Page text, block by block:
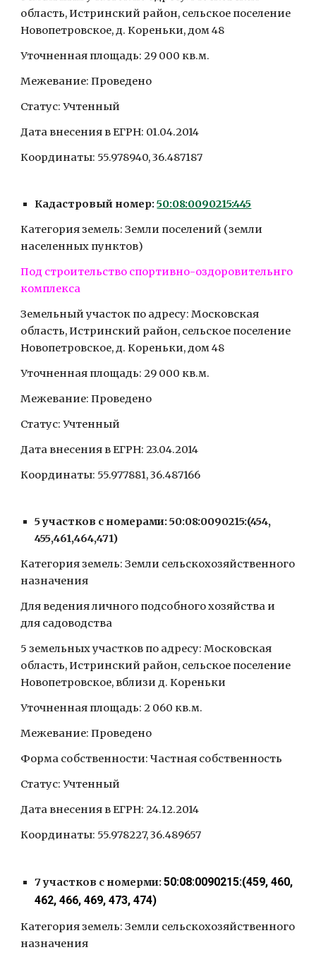
область, Истринский район, сельское поселение
Новопетровское, д. Кореньки, дом 48
Уточненная площадь: 29 000 кв.м.
Межевание: Проведено
Статус: Учтенный
Дата внесения в ЕГРН: 01.04.2014
Координаты: 55.978940, 36.487187
Кадастровый номер: 50:08:0090215:445
Категория земель: Земли поселений (земли
населенных пунктов)
Под строительство спортивно-оздоровительнго
комплекса
Земельный участок по адресу: Московская
область, Истринский район, сельское поселение
Новопетровское, д. Кореньки, дом 48
Уточненная площадь: 29 000 кв.м.
Межевание: Проведено
Статус: Учтенный
Дата внесения в ЕГРН: 23.04.2014
Координаты: 55.977881, 36.487166
5 участков с номерами: 50:08:0090215:(454,
455,461,464,471)
Категория земель: Земли сельскохозяйственного
назначения
Для ведения личного подсобного хозяйства и
для садоводства
5 земельных участков по адресу: Московская
область, Истринский район, сельское поселение
Новопетровское, вблизи д. Кореньки
Уточненная площадь: 2 060 кв.м.
Межевание: Проведено
Форма собственности: Частная собственность
Статус: Учтенный
Дата внесения в ЕГРН: 24.12.2014
Координаты: 55.978227, 36.489657
7 участков с номерми: 50:08:0090215:(459, 460,
462, 466, 469, 473, 474)
Категория земель: Земли сельскохозяйственного
назначения